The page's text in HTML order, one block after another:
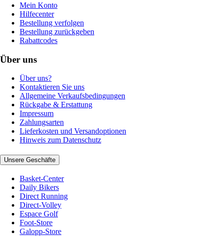
Mein Konto
Hilfecenter
Bestellung verfolgen
Bestellung zurückgeben
Rabattcodes
Über uns
Über uns?
Kontaktieren Sie uns
Allgemeine Verkaufsbedingungen
Rückgabe & Erstattung
Impressum
Zahlungsarten
Lieferkosten und Versandoptionen
Hinweis zum Datenschutz
Unsere Geschäfte
Basket-Center
Daily Bikers
Direct Running
Direct-Volley
Espace Golf
Foot-Store
Galopp-Store